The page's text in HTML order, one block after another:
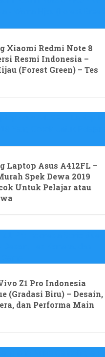
Xiaomi Redmi Note 8
Resmi Indonesia –
(Forest Green) – Tes
Laptop Asus A412FL –
Spek Dewa 2019
Untuk Pelajar atau
Z1 Pro Indonesia
(Gradasi Biru) – Desain,
dan Performa Main